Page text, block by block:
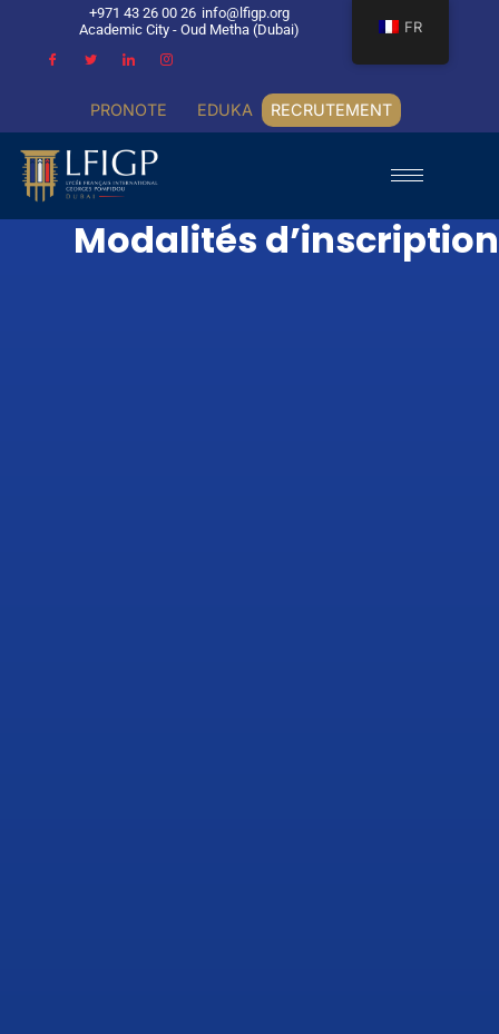
+971 43 26 00 26 info@lfigp.org
Academic City - Oud Metha (Dubai)
PRONOTE EDUKA RECRUTEMENT
Modalités d’inscription
FR